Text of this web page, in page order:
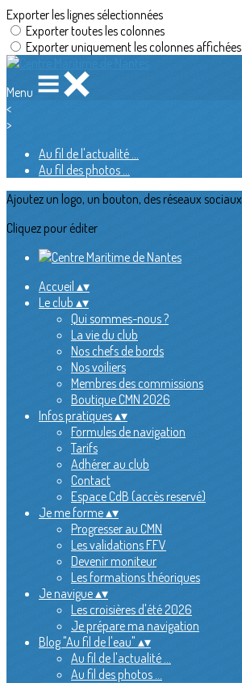
Exporter les lignes sélectionnées
Exporter toutes les colonnes
Exporter uniquement les colonnes affichées
Menu
<
>
Au fil de l'actualité ...
Au fil des photos ...
Ajoutez un logo, un bouton, des réseaux sociaux
Cliquez pour éditer
Accueil ▴▾
Le club ▴▾
Qui sommes-nous ?
La vie du club
Nos chefs de bords
Nos voiliers
Membres des commissions
Boutique CMN 2026
Infos pratiques▴▾
Formules de navigation
Tarifs
Adhérer au club
Contact
Espace CdB (accès reservé)
Je me forme▴▾
Progresser au CMN
Les validations FFV
Devenir moniteur
Les formations théoriques
Je navigue▴▾
Les croisières d'été 2026
Je prépare ma navigation
Blog "Au fil de l'eau" ▴▾
Au fil de l'actualité ...
Au fil des photos ...